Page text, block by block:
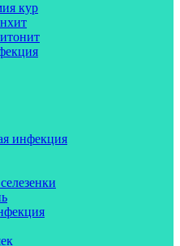
кур
инфекция